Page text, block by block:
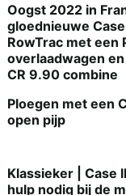
Oogst 2022 in
gloednieuwe
RowTrac met een
overlaadwagen
CR 9.90 combine
Ploegen met een
open pijp
Klassieker | Case
hulp nodig bij de